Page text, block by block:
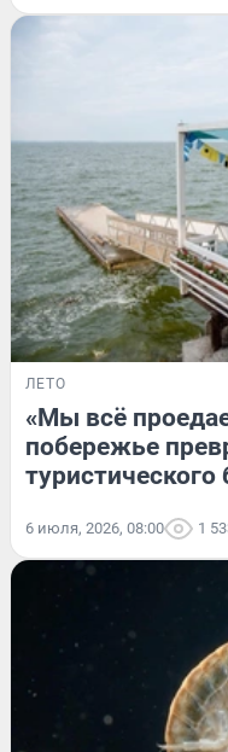
ЛЕТО
«Мы всё
побережье
туристического
6 июля, 2026, 08:00 1